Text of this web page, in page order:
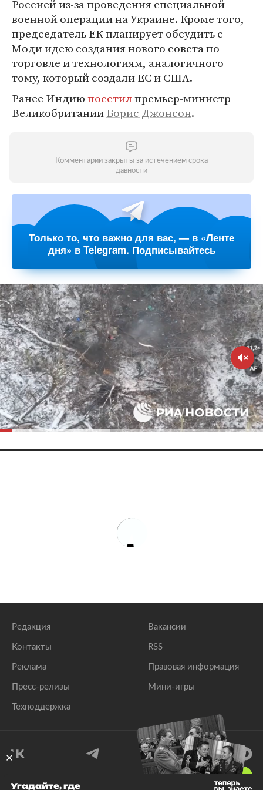
Россией из-за проведения специальной
военной операции на Украине. Кроме того,
председатель ЕК планирует обсудить с
Моди идею создания нового совета по
торговле и технологиям, аналогичного
тому, который создали ЕС и США.
Ранее Индиюпосетилпремьер-министр
ВеликобританииБорис Джонсон.
Комментарии закрыты за истечением срока
давности
Только то, что важно для вас, — в «Ленте
дня» в Telegram. Подписывайтесь
Редакция
Контакты
Реклама
Пресс-релизы
Техподдержка
Вакансии
RSS
Правовая информация
Мини-игры
Угадайте, где